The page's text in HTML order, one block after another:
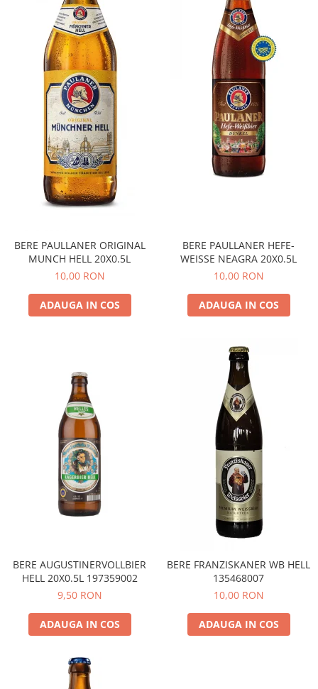
SEMIPREPARATE
SOSURI
VITAMINE / EFERVESCENTE
INĂLBITOR SI SOLUȚII PENTRU
INDEPĂRTAREA PETELOR
ODORIZANTE DE BAIE
ODORIZANTE DE CAMERĂ
PROSOAPE DE BUCĂTARIE / LAVETE
/ BUREȚI
BERE PAULLANER ORIGINAL
MUNCH HELL 20X0.5L
10,00 RON
ADAUGA IN COS
BERE PAULLANER HEFE-
WEISSE NEAGRA 20X0.5L
10,00 RON
ADAUGA IN COS
BERE AUGUSTINERVOLLBIER
HELL 20X0.5L 197359002
9,50 RON
ADAUGA IN COS
BERE FRANZISKANER WB HELL
135468007
10,00 RON
ADAUGA IN COS